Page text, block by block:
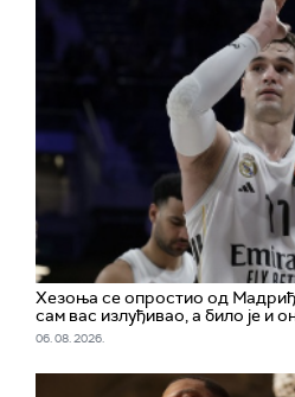
Хезоња се опростио од
сам вас излуђивао, а било је и
06. 08. 2026.